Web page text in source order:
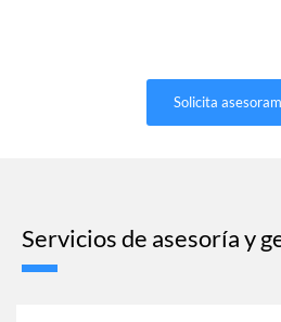
Solicita
Servicios de asesoría y